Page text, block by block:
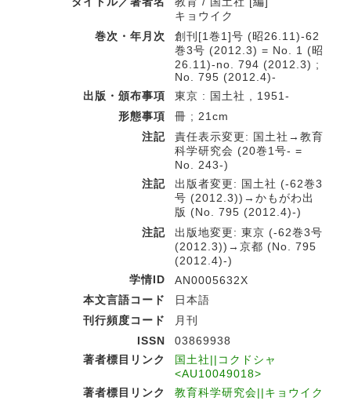
キョウイク
巻次・年月次
創刊[1巻1]号 (昭26.11)-62
巻3号 (2012.3) = No. 1 (昭
26.11)-no. 794 (2012.3) ;
No. 795 (2012.4)-
出版・頒布事項
東京 : 国土社 , 1951-
形態事項
冊 ; 21cm
注記
責任表示変更: 国土社→教育
科学研究会 (20巻1号- =
No. 243-)
注記
出版者変更: 国土社 (-62巻3
号 (2012.3))→かもがわ出
版 (No. 795 (2012.4)-)
注記
出版地変更: 東京 (-62巻3号
(2012.3))→京都 (No. 795
(2012.4)-)
学情ID
AN0005632X
本文言語コード
日本語
刊行頻度コード
月刊
ISSN
03869938
著者標目リンク
国土社||コクドシャ
<AU10049018>
著者標目リンク
教育科学研究会||キョウイク